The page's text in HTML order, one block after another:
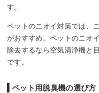
す。
ペットのニオイ対策では、
がおすすめ。ペットのニオ
除去するなら空気清浄機と
です。
ペット用脱臭機の選び方